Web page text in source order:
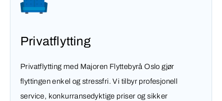
Privatflytting
Privatflytting med Majoren Flyttebyrå Oslo gjør
flyttingen enkel og stressfri. Vi tilbyr profesjonell
service, konkurransedyktige priser og sikker